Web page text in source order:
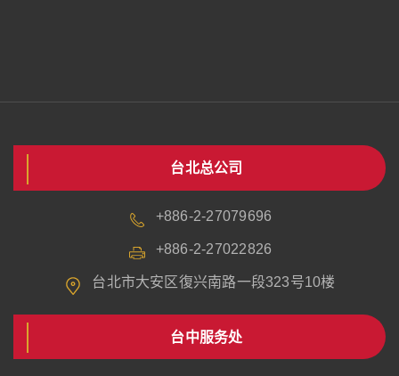
台北总公司
+886-2-27079696
+886-2-27022826
台北市大安区復兴南路一段323号10楼
台中服务处